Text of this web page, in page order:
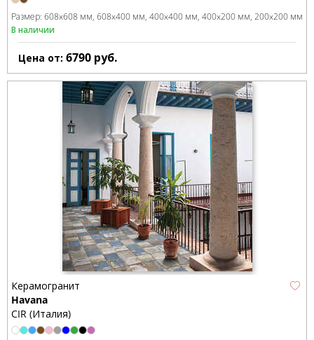
Размер: 608x608 мм 608x400 мм 400x400 мм 400x200 мм 200x200 мм
В наличии
Цена от: 6790 руб.
Керамогранит
Havana
CIR (Италия)